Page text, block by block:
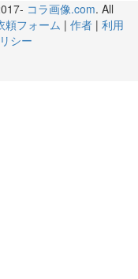
コラ画像.com. All
頼フォーム | 作者| 利用
シー